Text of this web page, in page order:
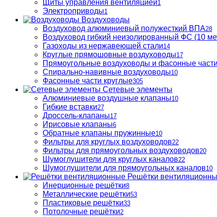
Щиты управления вентиляцией1
Электроприводы1
Воздуховоды
Воздуховод алюминиевый полужесткий ВПА28
Воздуховод гибкий неизолированный ФС (10
Газоходы из нержавеющей стали14
Круглые прямошовные воздуховоды17
Прямоугольные воздуховоды и фасонные части
Спирально-навивные воздуховоды10
Фасонные части круглые305
Сетевые элементы
Алюминиевые воздушные клапаны10
Гибкие вставки27
Дроссель-клапаны17
Ирисовые клапаны6
Обратные клапаны пружинные10
Фильтры для круглых воздуховодов22
Фильтры для прямоугольных воздуховодов20
Шумоглушители для круглых каналов22
Шумоглушители для прямоугольных каналов10
Решётки
Инерционные решётки8
Металлические решётки53
Пластиковые решётки33
Потолочные решётки2